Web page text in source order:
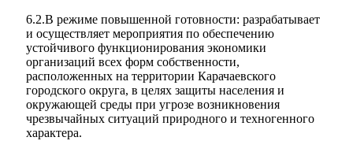
6.2.В режиме повышенной готовности: разрабатывает
и осуществляет мероприятия по обеспечению
устойчивого функционирования экономики
организаций всех форм собственности,
расположенных на территории Карачаевского
городского округа, в целях защиты населения и
окружающей среды при угрозе возникновения
чрезвычайных ситуаций природного и техногенного
характера.